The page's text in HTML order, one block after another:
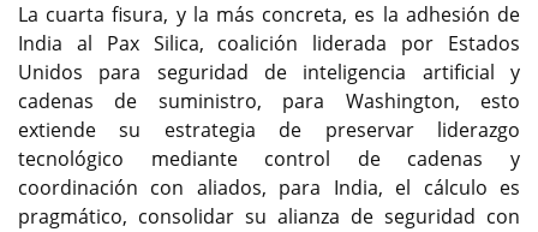
La cuarta fisura, y la más concreta, es la adhesión de
India al Pax Silica, coalición liderada por Estados
Unidos para seguridad de inteligencia artificial y
cadenas de suministro, para Washington, esto
extiende su estrategia de preservar liderazgo
tecnológico mediante control de cadenas y
coordinación con aliados, para India, el cálculo es
pragmático, consolidar su alianza de seguridad con